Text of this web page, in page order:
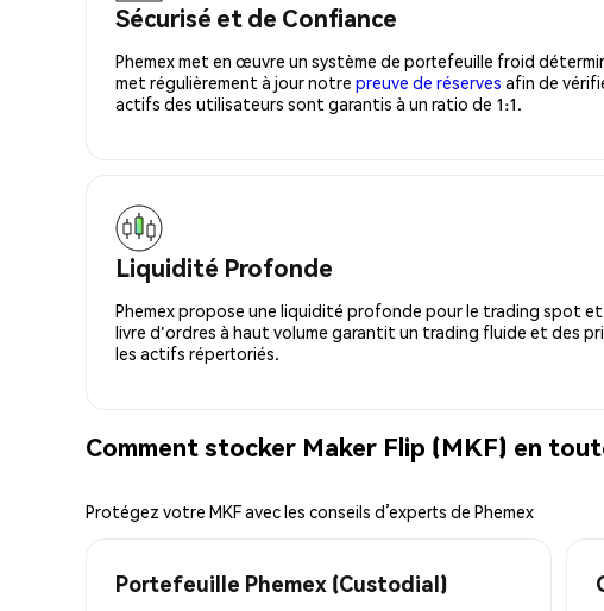
Sécurisé et de Confiance
Phemex met en œuvre un système de portefeuille froid
met régulièrement à jour notre preuve de réserves afin de
actifs des utilisateurs sont garantis à un ratio de 1:1.
Liquidité Profonde
Phemex propose une liquidité profonde pour le trading spot
livre d'ordres à haut volume garantit un trading fluide et des
les actifs répertoriés.
Comment stocker Maker Flip (MKF) en
Protégez votre MKF avec les conseils d’experts de Phemex
Portefeuille Phemex (Custodial)